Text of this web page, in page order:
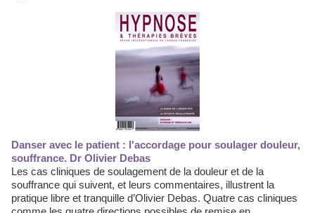
Danser avec le patient : l'accordage pour soulager douleur,
souffrance. Dr Olivier Debas
Les cas cliniques de soulagement de la douleur et de la
souffrance qui suivent, et leurs commentaires, illustrent la
pratique libre et tranquille d’Olivier Debas. Quatre cas cliniques